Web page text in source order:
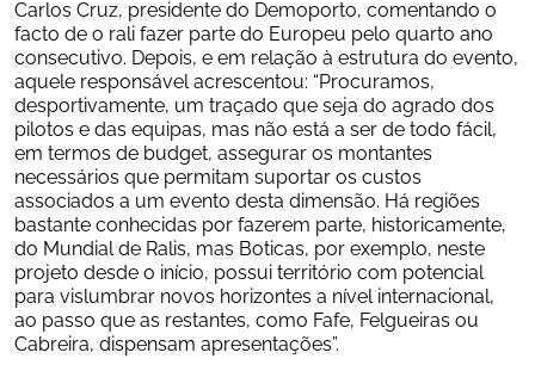
Carlos Cruz, presidente do Demoporto, comentando o
facto de o rali fazer parte do Europeu pelo quarto ano
consecutivo. Depois, e em relação à estrutura do evento,
aquele responsável acrescentou: “Procuramos,
desportivamente, um traçado que seja do agrado dos
pilotos e das equipas, mas não está a ser de todo fácil,
em termos de budget, assegurar os montantes
necessários que permitam suportar os custos
associados a um evento desta dimensão. Há regiões
bastante conhecidas por fazerem parte, historicamente,
do Mundial de Ralis, mas Boticas, por exemplo, neste
projeto desde o início, possui território com potencial
para vislumbrar novos horizontes a nível internacional,
ao passo que as restantes, como Fafe, Felgueiras ou
Cabreira, dispensam apresentações”.